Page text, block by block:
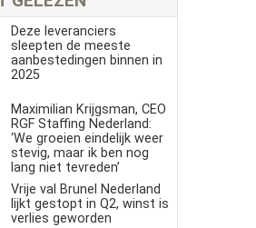
Deze leveranciers
sleepten de meeste
aanbestedingen binnen in
2025
Maximilian Krijgsman, CEO
RGF Staffing Nederland:
‘We groeien eindelijk weer
stevig, maar ik ben nog
lang niet tevreden’
Vrije val Brunel Nederland
lijkt gestopt in Q2, winst is
verlies geworden